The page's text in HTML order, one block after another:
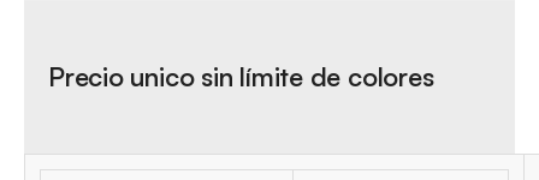
Precio unico sin límite de colores